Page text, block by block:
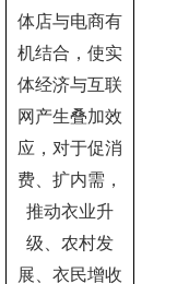
体店与电商有
机结合，使实
体经济与互联
网产生叠加效
应，对于促消
费、扩内需，
推动衣业升
级、农村发
展、衣民增收